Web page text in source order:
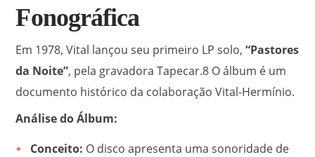
Fonográfica
Em 1978, Vital lançou seu primeiro LP solo,“Pastores
da Noite”, pela gravadora Tapecar.8 O álbum é um
documento histórico da colaboração Vital-Hermínio.
Análise do Álbum:
Conceito: O disco apresenta uma sonoridade de